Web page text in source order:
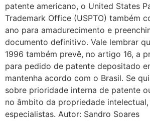
patente americano, o United States
Trademark Office (USPTO) também
ano para amadurecimento e
documento definitivo. Vale lembrar
1996 também prevê, no artigo 16, a
para pedido de patente depositado
mantenha acordo com o Brasil. Se
sobre prioridade interna de patente
no âmbito da propriedade
especialistas. Autor: Sandro Soares